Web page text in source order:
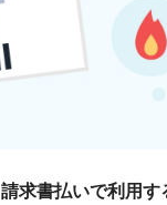
請求書払いで利用す